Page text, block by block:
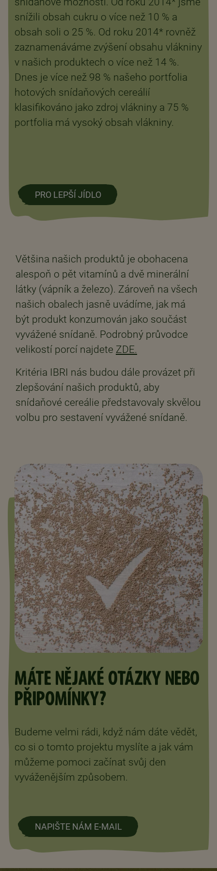
snížili obsah cukru o více než 10 % a
obsah soli o 25 %. Od roku 2014* rovněž
zaznamenáváme zvýšení obsahu vlákniny
v našich produktech o více než 14 %.
Dnes je více než 98 % našeho portfolia
hotových snídaňových cereálií
klasifikováno jako zdroj vlákniny a 75 %
portfolia má vysoký obsah vlákniny.
PRO LEPŠÍ JÍDLO
Většina našich produktů je obohacena
alespoň o pět vitamínů a dvě minerální
látky (vápník a železo). Zároveň na všech
našich obalech jasně uvádíme, jak má
být produkt konzumován jako součást
vyvážené snídaně. Podrobný průvodce
velikostí porcí najdete ZDE.
Kritéria IBRI nás budou dále provázet při
zlepšování našich produktů, aby
snídaňové cereálie představovaly skvělou
volbu pro sestavení vyvážené snídaně.
MÁTE NĚJAKÉ OTÁZKY NEBO
PŘIPOMÍNKY?
Budeme velmi rádi, když nám dáte vědět,
co si o tomto projektu myslíte a jak vám
můžeme pomoci začínat svůj den
vyváženějším způsobem.
NAPIŠTE NÁM E-MAIL